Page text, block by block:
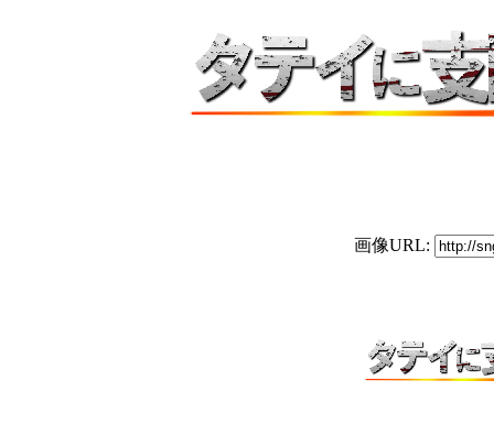
画像URL: